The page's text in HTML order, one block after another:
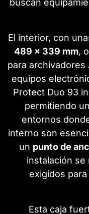
buscan
El interior, con
489 × 339 mm,
para
equipos
Protect Duo 93
permitiendo
entornos
interno son
un punto de
instalación
exigidos
Esta caja